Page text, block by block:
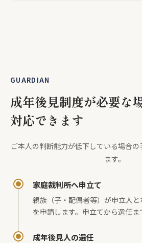
GUARDIAN
成年後見制度が必要な
対応できます
ご本人の判断能力が低下している場合
ます。
家庭裁判所へ申立て
親族（子・配偶者等）が申立人
を申請します。申立てから選任ま
成年後見人の選任